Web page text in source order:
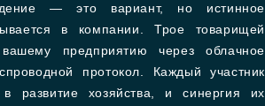
— это вариант, но истинное
в компании. Трое товарищей
предприятию через облачное
протокол. Каждый участник
развитие хозяйства, и синергия их